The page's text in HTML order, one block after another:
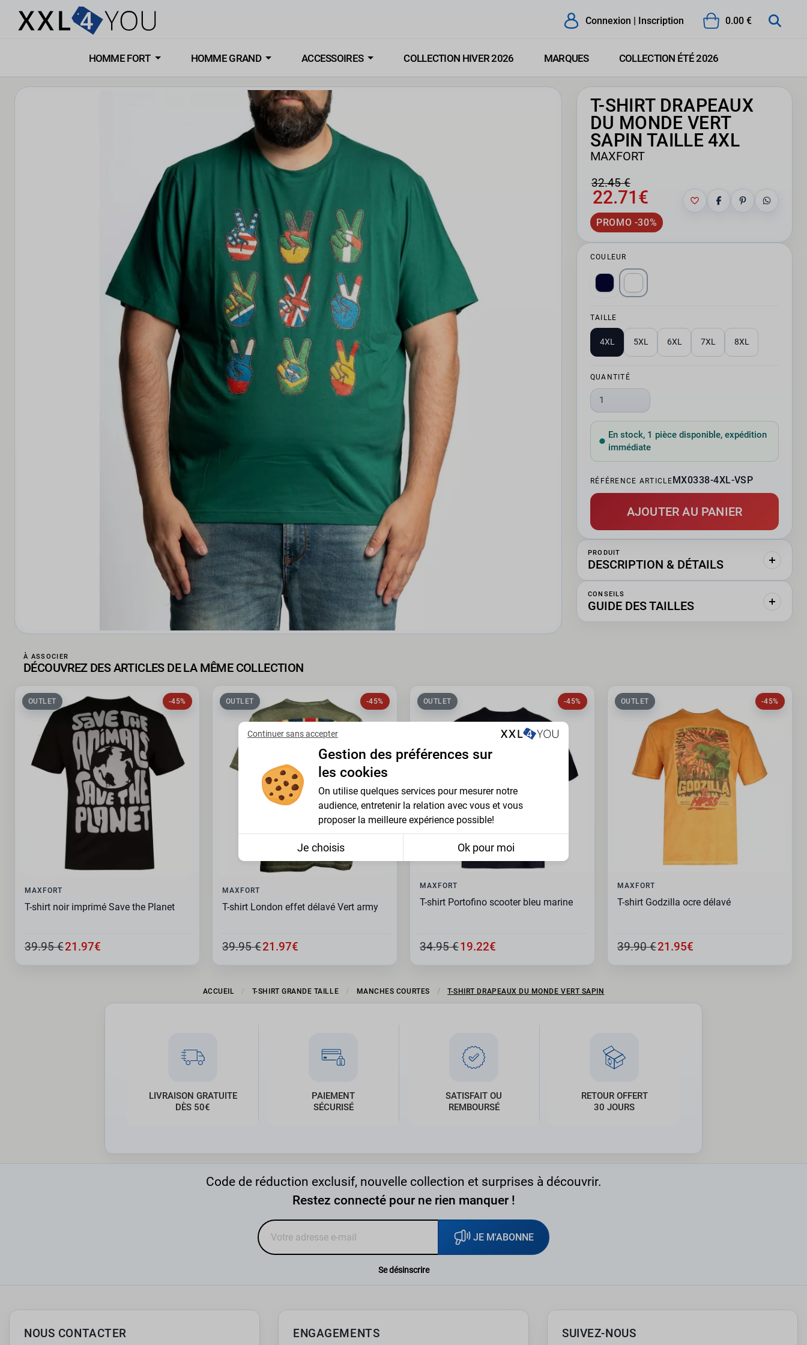
Connexion | Inscription 0.00 €
HOMME FORT HOMME GRAND ACCESSOIRES COLLECTION HIVER 2026 MARQUES COLLECTION ÉTÉ 2026
T-SHIRT DRAPEAUX
DU MONDE VERT
SAPIN TAILLE 4XL
MAXFORT
32.45 €
22.71€
PROMO -30%
COULEUR
TAILLE
4XL 5XL 6XL 7XL 8XL
QUANTITÉ
1
En stock, 1 pièce disponible, expédition
immédiate
RÉFÉRENCE ARTICLEMX0338-4XL-VSP
AJOUTER AU PANIER
PRODUIT
DESCRIPTION & DÉTAILS
CONSEILS
GUIDE DES TAILLES
À ASSOCIER
DÉCOUVREZ DES ARTICLES DE LA MÊME COLLECTION
-45%
OUTLET
MAXFORT
T-shirt noir imprimé Save the Planet
39.95 €21.97€
-45%
OUTLET
MAXFORT
T-shirt London effet délavé Vert army
39.95 €21.97€
-45%
OUTLET
MAXFORT
T-shirt Portofino scooter bleu marine
34.95 €19.22€
-45%
OUTLET
MAXFORT
T-shirt Godzilla ocre délavé
39.90 €21.95€
ACCUEIL T-SHIRT GRANDE TAILLE MANCHES COURTES T-SHIRT DRAPEAUX DU MONDE VERT SAPIN
LIVRAISON GRATUITE
DÈS 50€
PAIEMENT
SÉCURISÉ
SATISFAIT OU
REMBOURSÉ
RETOUR OFFERT
30 JOURS
Code de réduction exclusif, nouvelle collection et surprises à découvrir.
Restez connecté pour ne rien manquer !
JE M'ABONNE
Se désinscrire
NOUS CONTACTER ENGAGEMENTS SUIVEZ-NOUS
Continuer sans accepter
Gestion des préférences sur
les cookies
On utilise quelques services pour mesurer notre
audience, entretenir la relation avec vous et vous
proposer la meilleure expérience possible!
Je choisis Ok pour moi